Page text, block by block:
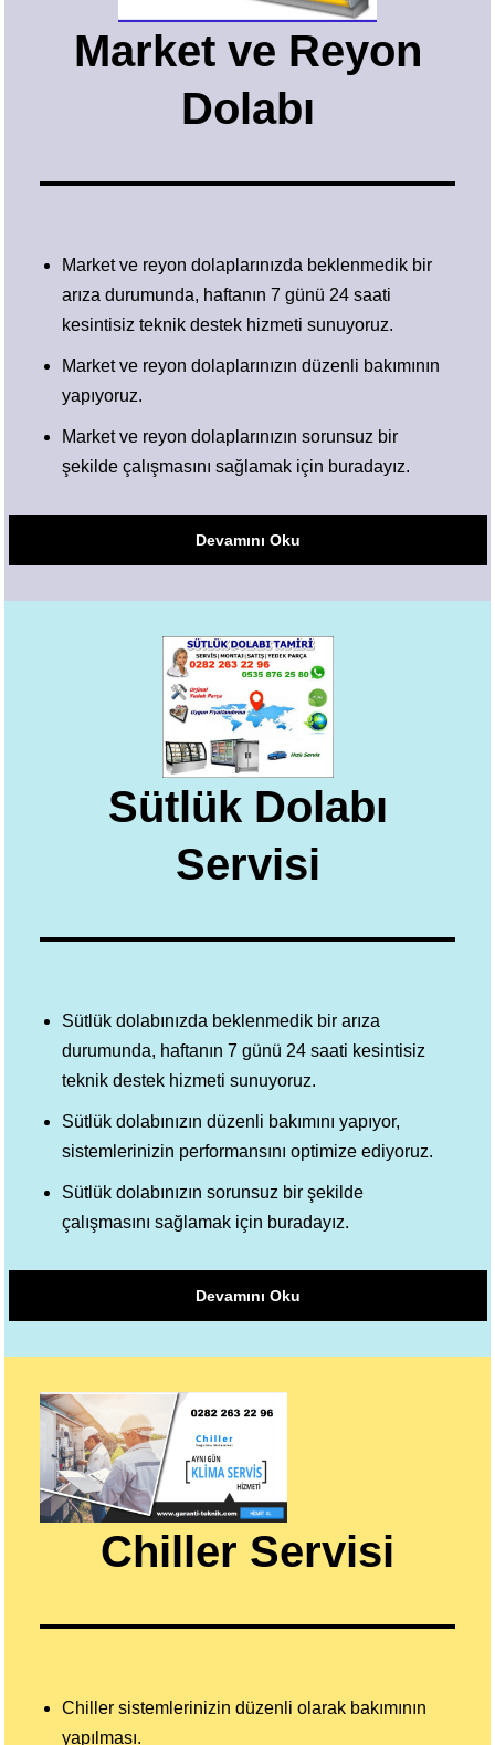
Market ve Reyon
Dolabı
Market ve reyon dolaplarınızda beklenmedik bir
arıza durumunda, haftanın 7 günü 24 saati
kesintisiz teknik destek hizmeti sunuyoruz.
Market ve reyon dolaplarınızın düzenli bakımının
yapıyoruz.
Market ve reyon dolaplarınızın sorunsuz bir
şekilde çalışmasını sağlamak için buradayız.
Devamını Oku
Sütlük Dolabı
Servisi
Sütlük dolabınızda beklenmedik bir arıza
durumunda, haftanın 7 günü 24 saati kesintisiz
teknik destek hizmeti sunuyoruz.
Sütlük dolabınızın düzenli bakımını yapıyor,
sistemlerinizin performansını optimize ediyoruz.
Sütlük dolabınızın sorunsuz bir şekilde
çalışmasını sağlamak için buradayız.
Devamını Oku
Chiller Servisi
Chiller sistemlerinizin düzenli olarak bakımının
yapılması.